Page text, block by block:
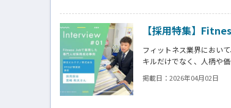
【採用特集】
フィットネス業界におい
キルだけでなく、人柄や
を見極めることが求められ
この特集ではFitness Job
掲載日： 2026年04月02日